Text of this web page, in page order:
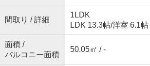
間取り / 詳細
1LDK
LDK 13.3帖/洋室 6.1帖
面積 /
バルコニー面積
50.05㎡ / -